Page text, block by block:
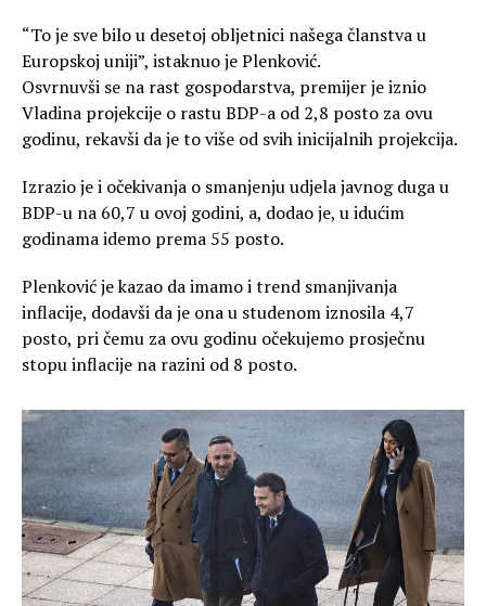
“To je sve bilo u desetoj obljetnici našega članstva u
Europskoj uniji”, istaknuo je Plenković.
Osvrnuvši se na rast gospodarstva, premijer je iznio
Vladina projekcije o rastu BDP-a od 2,8 posto za ovu
godinu, rekavši da je to više od svih inicijalnih projekcija.
Izrazio je i očekivanja o smanjenju udjela javnog duga u
BDP-u na 60,7 u ovoj godini, a, dodao je, u idućim
godinama idemo prema 55 posto.
Plenković je kazao da imamo i trend smanjivanja
inflacije, dodavši da je ona u studenom iznosila 4,7
posto, pri čemu za ovu godinu očekujemo prosječnu
stopu inflacije na razini od 8 posto.